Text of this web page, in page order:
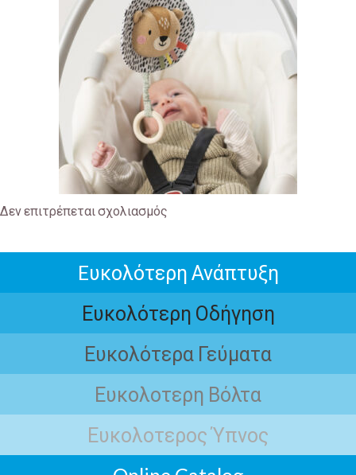
Δεν επιτρέπεται σχολιασμός
Eυκολότερη Ανάπτυξη
Ευκολότερη Οδήγηση
Ευκολότερα Γεύματα
Ευκολοτερη Βόλτα
Ευκολοτερος Ύπνος